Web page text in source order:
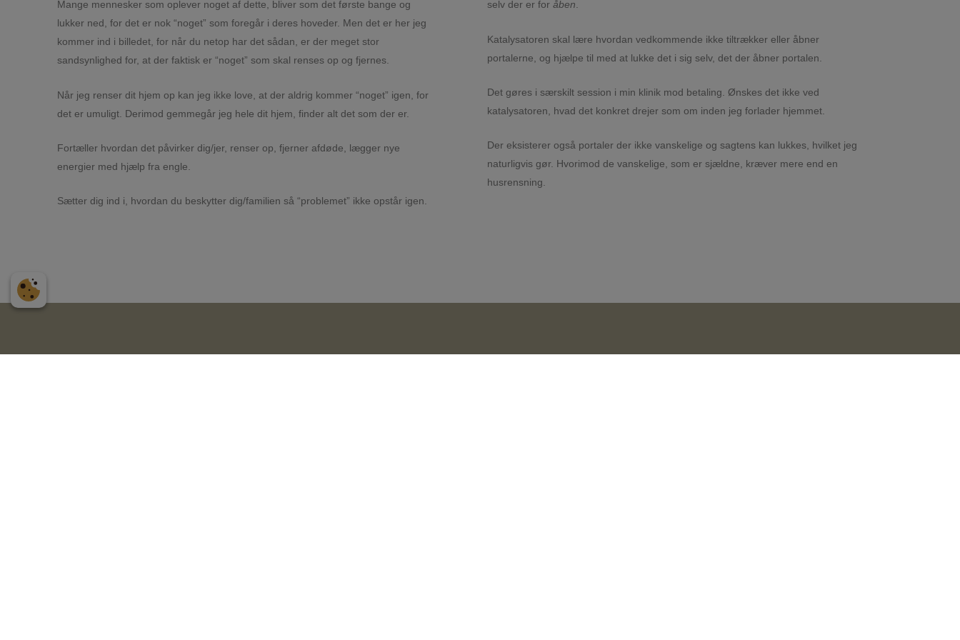
Mange mennesker som oplever noget af dette, bliver som det første bange og
lukker ned, for det er nok “noget” som foregår i deres hoveder. Men det er her jeg
kommer ind i billedet, for når du netop har det sådan, er der meget stor
sandsynlighed for, at der faktisk er “noget” som skal renses op og fjernes.
Når jeg renser dit hjem op kan jeg ikke love, at der aldrig kommer “noget” igen, for
det er umuligt. Derimod gemmegår jeg hele dit hjem, finder alt det som der er.
Fortæller hvordan det påvirker dig/jer, renser op, fjerner afdøde, lægger nye
energier med hjælp fra engle.
Sætter dig ind i, hvordan du beskytter dig/familien så “problemet” ikke opstår igen.
selv der er for åben
Katalysatoren skal lære hvordan vedkommende ikke tiltrækker eller åbner
portalerne, og hjælpe til med at lukke det i sig selv, det der åbner portalen.
Det gøres i særskilt session i min klinik mod betaling. Ønskes det ikke ved
katalysatoren, hvad det konkret drejer som om inden jeg forlader hjemmet.
Der eksisterer også portaler der ikke vanskelige og sagtens kan lukkes, hvilket jeg
naturligvis gør. Hvorimod de vanskelige, som er sjældne, kræver mere end en
husrensning.